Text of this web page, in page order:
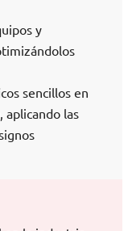
y
sencillos en
aplicando las